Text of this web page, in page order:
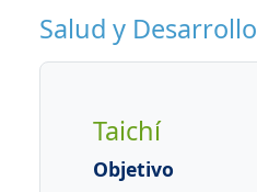
Salud y Desarrollo
Taichí
Objetivo